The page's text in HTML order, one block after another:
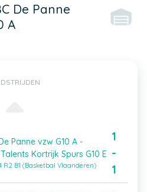
De Panne
A
Panne vzw G10 A -
Kortrijk Spurs G10 E
R2 B1 (Basketbal Vlaanderen)
1
-
1